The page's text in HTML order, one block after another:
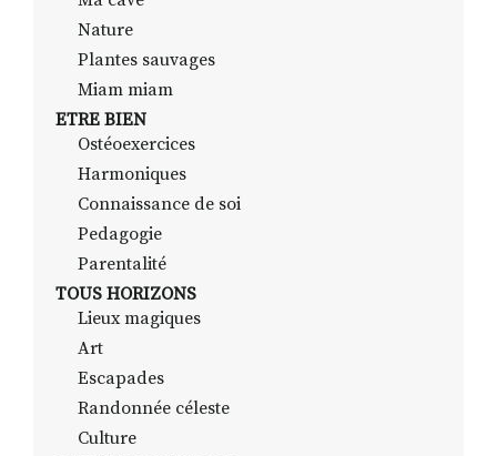
Nature
Plantes sauvages
Miam miam
ETRE BIEN
Ostéoexercices
Harmoniques
Connaissance de soi
Pedagogie
Parentalité
TOUS HORIZONS
Lieux magiques
Art
Escapades
Randonnée céleste
Culture